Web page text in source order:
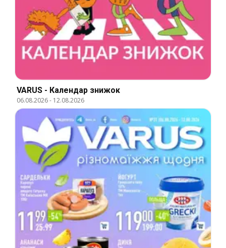
VARUS - Календар знижок
06.08.2026- 12.08.2026